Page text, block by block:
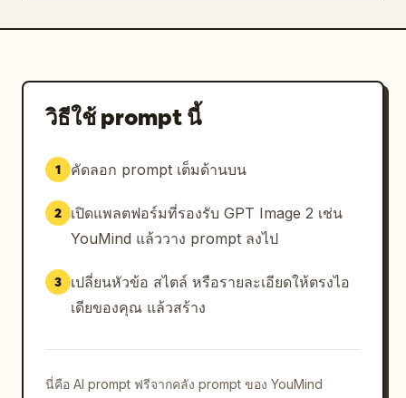
วิธีใช้ prompt นี้
1 คัดลอก prompt เต็มด้านบน
2
เปิดแพลตฟอร์มที่รองรับ GPT Image 2 เช่น
YouMind แล้ววาง prompt ลงไป
3
เปลี่ยนหัวข้อ สไตล์ หรือรายละเอียดให้ตรงไอ
เดียของคุณ แล้วสร้าง
นี่คือ AI prompt ฟรีจากคลัง prompt ของ YouMind